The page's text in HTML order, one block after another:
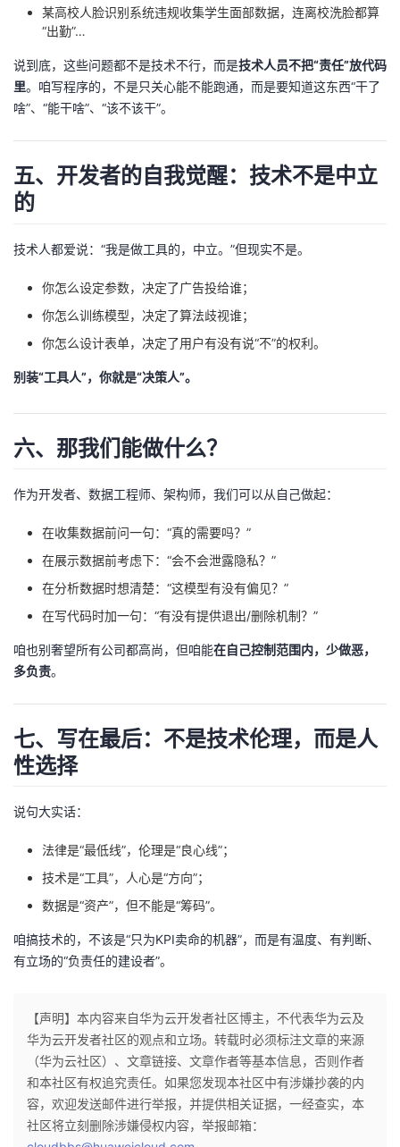
某高校人脸识别系统违规收集学生面部数据，连离校洗脸都算
“出勤”…
说到底，这些问题都不是技术不行，而是技术人员不把“责任”放代码
里。咱写程序的，不是只关心能不能跑通，而是要知道这东西“干了
啥”、“能干啥”、“该不该干”。
五、开发者的自我觉醒：技术不是中立
的
技术人都爱说：“我是做工具的，中立。”但现实不是。
你怎么设定参数，决定了广告投给谁；
你怎么训练模型，决定了算法歧视谁；
你怎么设计表单，决定了用户有没有说“不”的权利。
别装“工具人”，你就是“决策人”。
六、那我们能做什么？
作为开发者、数据工程师、架构师，我们可以从自己做起：
在收集数据前问一句：“真的需要吗？”
在展示数据前考虑下：“会不会泄露隐私？”
在分析数据时想清楚：“这模型有没有偏见？”
在写代码时加一句：“有没有提供退出/删除机制？”
咱也别奢望所有公司都高尚，但咱能在自己控制范围内，少做恶，
多负责。
七、写在最后：不是技术伦理，而是人
性选择
说句大实话：
法律是“最低线”，伦理是“良心线”；
技术是“工具”，人心是“方向”；
数据是“资产”，但不能是“筹码”。
咱搞技术的，不该是“只为KPI卖命的机器”，而是有温度、有判断、
有立场的“负责任的建设者”。
【声明】本内容来自华为云开发者社区博主，不代表华为云及
华为云开发者社区的观点和立场。转载时必须标注文章的来源
（华为云社区）、文章链接、文章作者等基本信息，否则作者
和本社区有权追究责任。如果您发现本社区中有涉嫌抄袭的内
容，欢迎发送邮件进行举报，并提供相关证据，一经查实，本
社区将立刻删除涉嫌侵权内容，举报邮箱：